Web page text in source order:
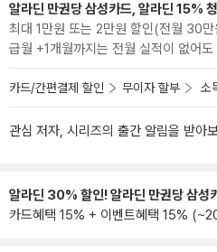
알라딘 만권당 삼성카드, 알라딘 15%
최대 1만원 또는 2만원 할인(전월 30
급월 +1개월까지는 전월 실적이 없어
카드/간편결제 할인 무이자 할부 소
관심 저자, 시리즈의 출간 알림을 받아
알라딘 30% 할인! 알라딘 만권당 삼성
카드혜택 15% + 이벤트혜택 15%